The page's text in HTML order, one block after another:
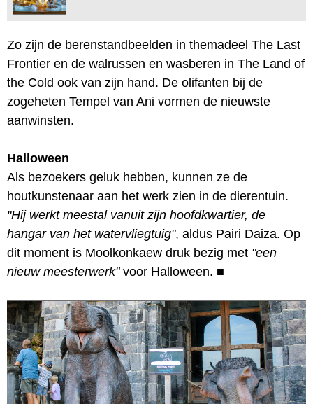
Zo zijn de berenstandbeelden in themadeel The Last
Frontier en de walrussen en wasberen in The Land of
the Cold ook van zijn hand. De olifanten bij de
zogeheten Tempel van Ani vormen de nieuwste
aanwinsten.
Halloween
Als bezoekers geluk hebben, kunnen ze de
houtkunstenaar aan het werk zien in de dierentuin.
"Hij werkt meestal vanuit zijn hoofdkwartier, de
hangar van het watervliegtuig", aldus Pairi Daiza. Op
dit moment is Moolkonkaew druk bezig met "een
nieuw meesterwerk"voor Halloween. ■